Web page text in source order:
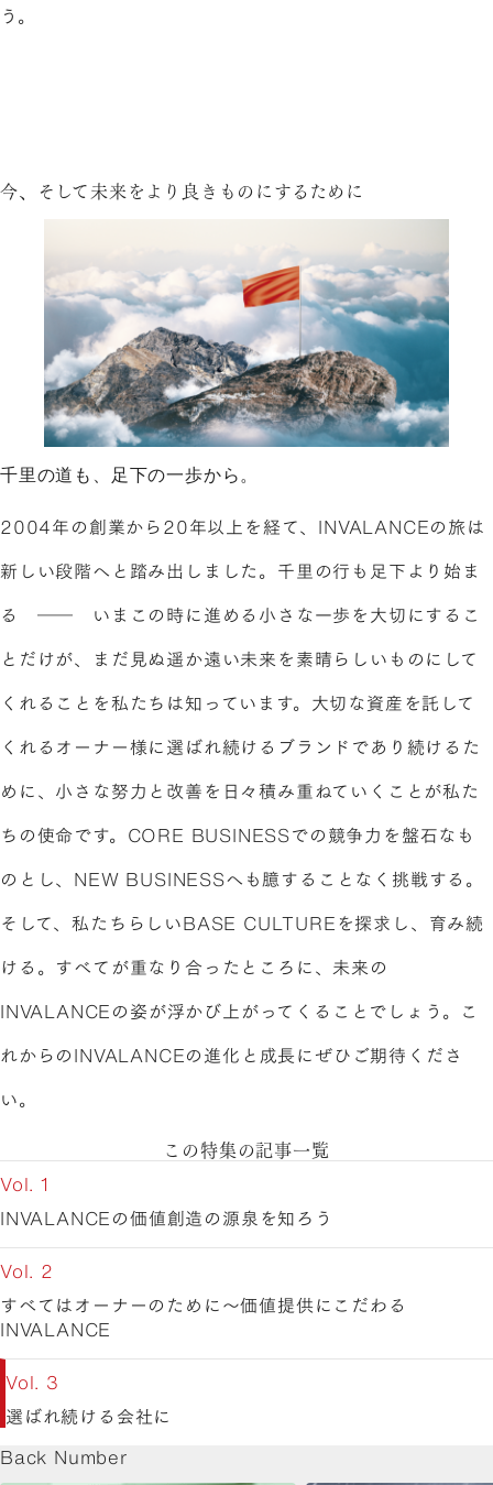
う。
今、そして未来をより良きものにするために
千里の道も、足下の一歩から。
2004年の創業から20年以上を経て、INVALANCEの旅は
新しい段階へと踏み出しました。千里の行も足下より始ま
る ―― いまこの時に進める小さな一歩を大切にするこ
とだけが、まだ見ぬ遥か遠い未来を素晴らしいものにして
くれることを私たちは知っています。大切な資産を託して
くれるオーナー様に選ばれ続けるブランドであり続けるた
めに、小さな努力と改善を日々積み重ねていくことが私た
ちの使命です。CORE BUSINESSでの競争力を盤石なも
のとし、NEW BUSINESSへも臆することなく挑戦する。
そして、私たちらしいBASE CULTUREを探求し、育み続
ける。すべてが重なり合ったところに、未来の
INVALANCEの姿が浮かび上がってくることでしょう。こ
れからのINVALANCEの進化と成長にぜひご期待くださ
い。
この特集の記事一覧
Vol. 1
INVALANCEの価値創造の源泉を知ろう
Vol. 2
すべてはオーナーのために〜価値提供にこだわる
INVALANCE
Vol. 3
選ばれ続ける会社に
Back Number